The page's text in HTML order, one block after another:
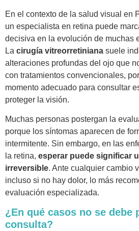
En el contexto de la salud visual en
un especialista en retina puede
decisiva en la evolución de muchas
La cirugía vitreorretiniana suele
alteraciones profundas del ojo que
con tratamientos convencionales,
momento adecuado para consultar
proteger la visión.
Muchas personas postergan la
porque los síntomas aparecen de
intermitente. Sin embargo, en las
la retina, esperar puede significar
irreversible. Ante cualquier cambio
incluso si no hay dolor, lo más
evaluación especializada.
¿En qué casos no se debe
consulta?